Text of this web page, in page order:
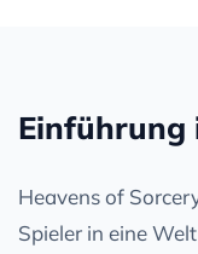
Einführung
Heavens of
Spieler in eine